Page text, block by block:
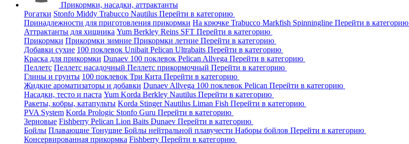
Прикормки, насадки, аттрактанты
Рогатки Stonfo Middy Trabucco Nautilus Перейти в категорию
Принадлежности для приготовления прикормки На крючке Trabucco Markfish Spinningline Перейти в категорию
Аттрактанты для хищника Yum Berkley Reins SFT Перейти в категорию
Прикормки Прикормки зимние Прикормки летние Перейти в категорию
Добавки сухие 100 поклевок Unibait Pelican Ultrabaits Перейти в категорию
Краска для прикормки Dunaev 100 поклевок Pelican Allvega Перейти в категорию
Пеллетс Пеллетс насадочный Пеллетс прикормочный Перейти в категорию
Глины и грунты 100 поклевок Три Кита Перейти в категорию
Жидкие ароматизаторы и добавки Dunaev Allvega 100 поклевок Pelican Перейти в категорию
Насадки, тесто и паста Yum Korda Berkley Nautilus Перейти в категорию
Ракеты, кобры, катапульты Korda StingerNautilus Liman Fish Перейти в категорию
PVA System Korda Prologic Stonfo Guru Перейти в категорию
Зерновые Fishberry Pelican Lion Baits Dunaev Перейти в категорию
Бойлы Плавающие Тонущие Бойлы нейтральной плавучести Наборы бойлов Перейти в категорию
Консервированная прикормка Fishberry Перейти в категорию